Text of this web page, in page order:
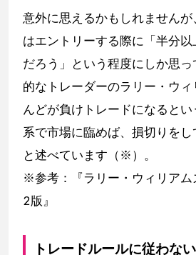
意外に思えるかもしれません
はエントリーする際に「半分
だろう」という程度にしか思
的なトレーダーのラリー・ウィ
んどが負けトレードになると
系で市場に臨めば、損切りをし
と述べています（※）。
※参考：『ラリー・ウィリアム
2版』
トレードルールに従わない